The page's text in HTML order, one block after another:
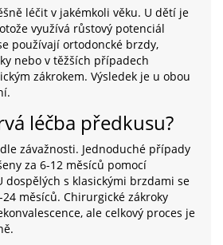
léčit v jakémkoli věku. U dětí je
využívá růstový potenciál
používají ortodoncké brzdy,
nebo v těžších případech
zákrokem. Výsledek je u obou
léčba předkusu?
závažnosti. Jednoduché případy
za 6-12 měsíců pomocí
s klasickými brzdami se
měsíců. Chirurgické zákroky
ale celkový proces je